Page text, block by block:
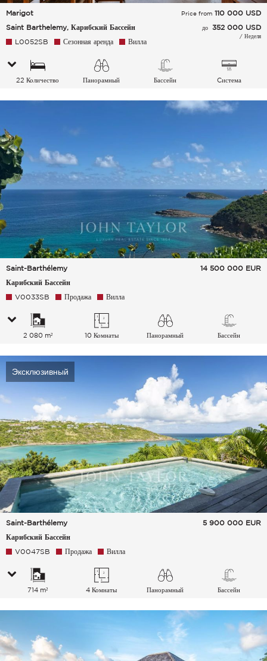
Marigot
Saint Barthelemy, Карибский Бассейн
Price from 110 000 USD
до 352 000 USD
/ Неделя
L0052SB Сезонная аренда Вилла
22 Количество
Панорамный Бассейн
Cистема
воздуха
Saint-Barthélemy
Карибский Бассейн
14 500 000 EUR
V0033SB Продажа Вилла
2 080 m² 10 Комнаты Панорамный Бассейн
Эксклюзивный
Saint-Barthélemy
Карибский Бассейн
5 900 000 EUR
V0047SB Продажа Вилла
714 m² 4 Комнаты Панорамный Бассейн